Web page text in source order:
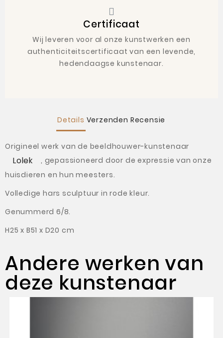
Certificaat
Wij leveren voor al onze kunstwerken een
authenticiteitscertificaat van een levende,
hedendaagse kunstenaar.
Details Verzenden Recensie
Origineel werk van de beeldhouwer-kunstenaar
Lolek
, gepassioneerd door de expressie van onze
huisdieren en hun meesters.
Volledige hars sculptuur in rode kleur.
Genummerd 6/8.
H25 x B51 x D20 cm
Andere werken van
deze kunstenaar